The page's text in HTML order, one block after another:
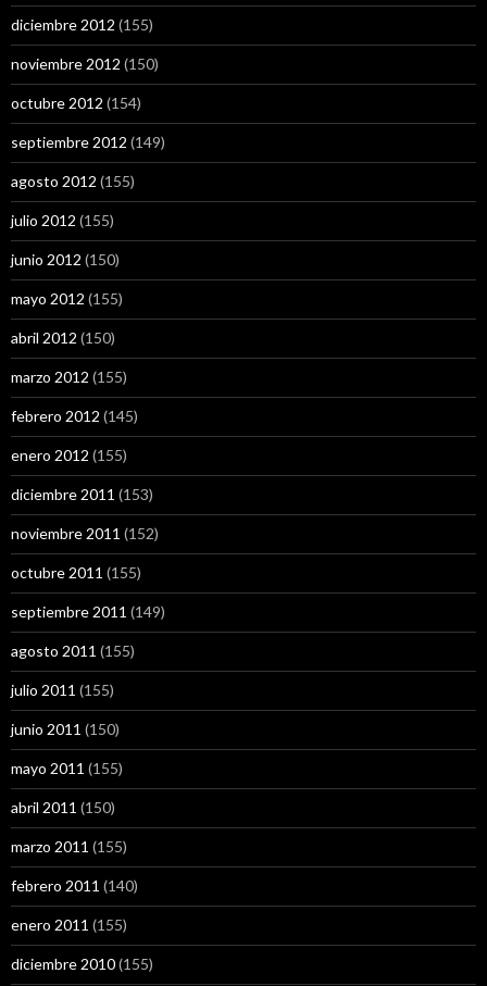
diciembre 2012 (155)
noviembre 2012 (150)
octubre 2012 (154)
septiembre 2012 (149)
agosto 2012 (155)
julio 2012 (155)
junio 2012 (150)
mayo 2012 (155)
abril 2012 (150)
marzo 2012 (155)
febrero 2012 (145)
enero 2012 (155)
diciembre 2011 (153)
noviembre 2011 (152)
octubre 2011 (155)
septiembre 2011 (149)
agosto 2011 (155)
julio 2011 (155)
junio 2011 (150)
mayo 2011 (155)
abril 2011 (150)
marzo 2011 (155)
febrero 2011 (140)
enero 2011 (155)
diciembre 2010(155)